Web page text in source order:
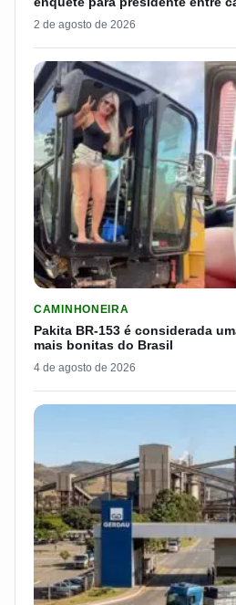
2 de agosto de 2026
CAMINHONEIRA
Pakita BR-153 é considerada
mais bonitas do Brasil
4 de agosto de 2026